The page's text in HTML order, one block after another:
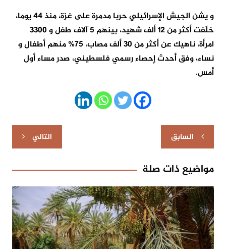
و يشن الجيش الإسرائيلي حربا مدمرة على غزة، منذ 44 يوما،
خلّفت أكثر من 12 ألف شهيد، بينهم 5 آلاف طفل و 3300
امرأة، ناهيك عن أكثر من 30 ألف مصاب، 75% منهم أطفال و
نساء، وفق أحدث إحصاء رسمي فلسطيني، صدر مساء أول
أمس.​​​​​​​
تصفّح
المقالات
السابق التالي
مواضيع ذات صلة